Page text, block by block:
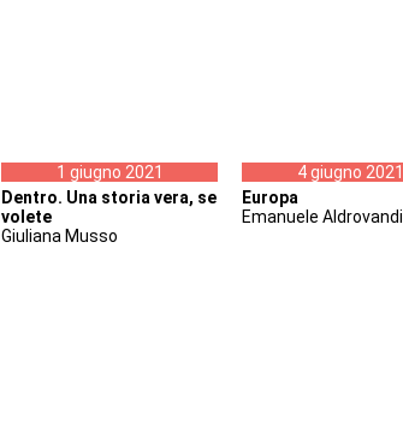
1 giugno 2021
Dentro. Una storia vera, se
volete
Giuliana Musso
4 giugno 2021
Europa
Emanuele Aldrovandi